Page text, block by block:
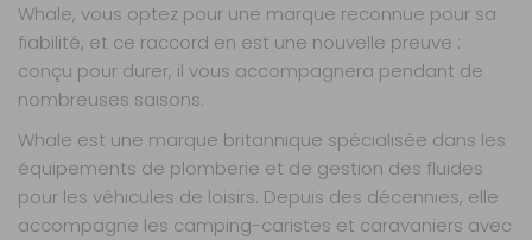
Whale, vous optez pour une marque reconnue pour sa
fiabilité, et ce raccord en est une nouvelle preuve :
conçu pour durer, il vous accompagnera pendant de
nombreuses saisons.
Whale est une marque britannique spécialisée dans les
équipements de plomberie et de gestion des fluides
pour les véhicules de loisirs. Depuis des décennies, elle
accompagne les camping-caristes et caravaniers avec